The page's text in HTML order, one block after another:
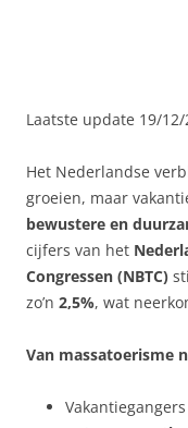
Laatste update 19/
Het Nederlandse
groeien, maar
bewustere en
cijfers van het
Congressen (NBTC)
zo’n 2,5%, wat
Van massatoerisme